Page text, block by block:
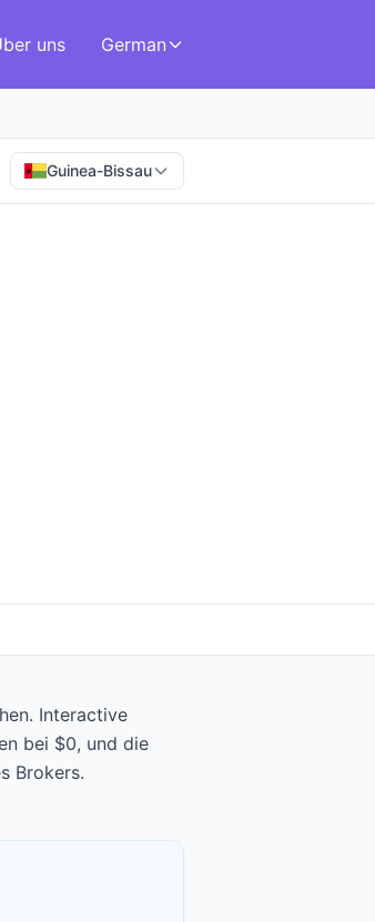
uns German
Guinea-Bissau
Interactive
bei $0, und die
Brokers.